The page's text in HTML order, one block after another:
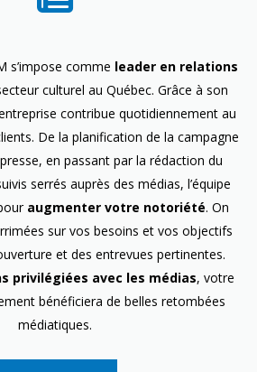
s’impose comme leader en relations
culturel au Québec. Grâce à son
contribue quotidiennement au
De la planification de la campagne
en passant par la rédaction du
serrés auprès des médias, l’équipe
augmenter votre notoriété. On
sur vos besoins et vos objectifs
et des entrevues pertinentes.
privilégiées avec les médias, votre
bénéficiera de belles retombées
médiatiques.